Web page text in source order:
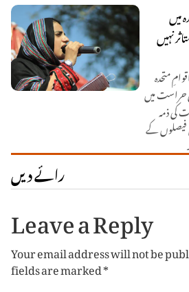
میں
نہیں
متحدہ
حراست میں
کی ذمہ
فیصلوں کے
رائے دیں
Leave a Reply
Your email address will not be
fields are marked*